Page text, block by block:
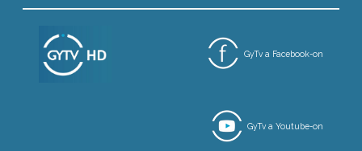
GyTv a Facebook-on
GyTv a Youtube-on